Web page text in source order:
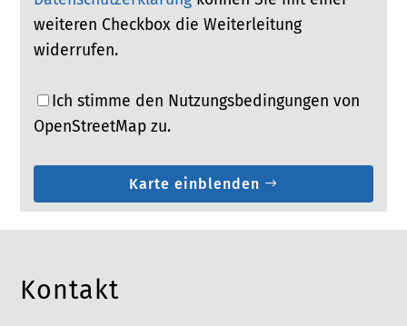
weiteren Checkbox die Weiterleitung
widerrufen.
Ich stimme den Nutzungsbedingungen von
OpenStreetMap zu.
Karte einblenden
Kontakt